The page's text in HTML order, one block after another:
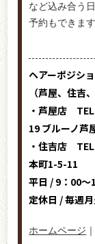
など込み合う
予約もできま
ヘアーポジシ
（芦屋、住吉
・芦屋店
19 ブルーノ芦
・住吉店
本町1-5-11
平日 / 9：00～
定休日 / 毎週
ホームページ ｜